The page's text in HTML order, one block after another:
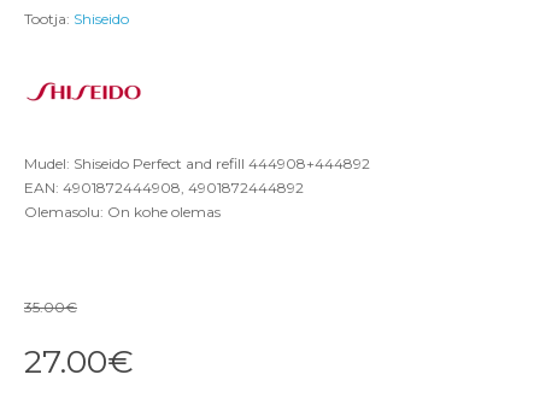
Tootja: Shiseido
Mudel: Shiseido Perfect and refill 444908+444892
EAN: 4901872444908, 4901872444892
Olemasolu: On kohe olemas
35.00€
27.00€